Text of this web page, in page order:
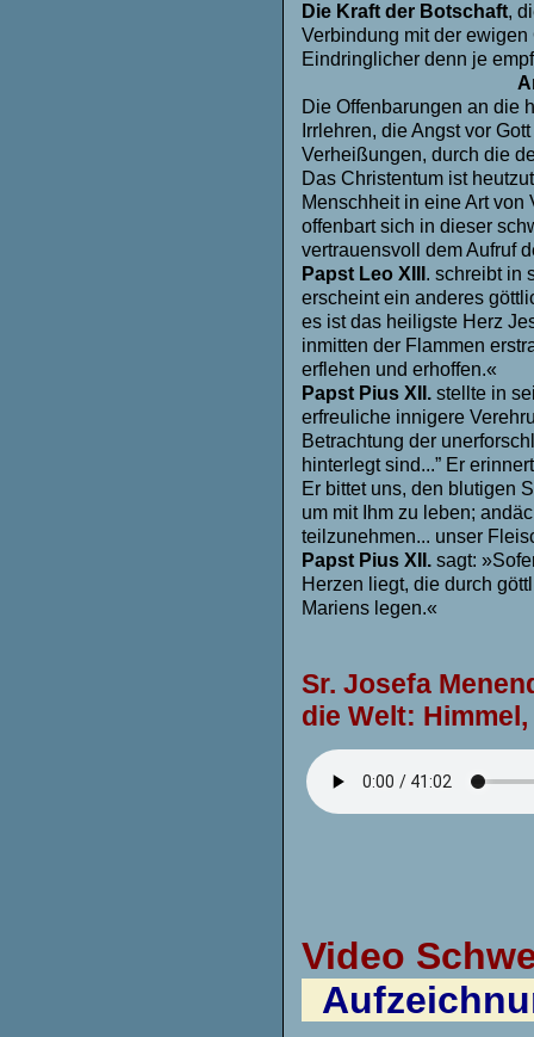
Die Kraft der Botschaft,
Verbindung mit der
Eindringlicher denn je
Die Offenbarungen an die
Irrlehren, die Angst vor
Verheißungen, durch die
Das Christentum ist
Menschheit in eine Art von
offenbart sich in dieser
vertrauensvoll dem Aufruf
Papst Leo XIII . schreibt in
erscheint ein anderes
es ist das heiligste Herz
inmitten der Flammen
erflehen und erhoffen.«
Papst Pius XII. stellte in
erfreuliche innigere
Betrachtung der
hinterlegt sind...” Er
Er bittet uns, den blutigen
um mit Ihm zu leben;
teilzunehmen... unser
Papst Pius XII. sagt:
Herzen liegt, die durch
Mariens legen.«
Sr. Josefa
die Welt:
Video